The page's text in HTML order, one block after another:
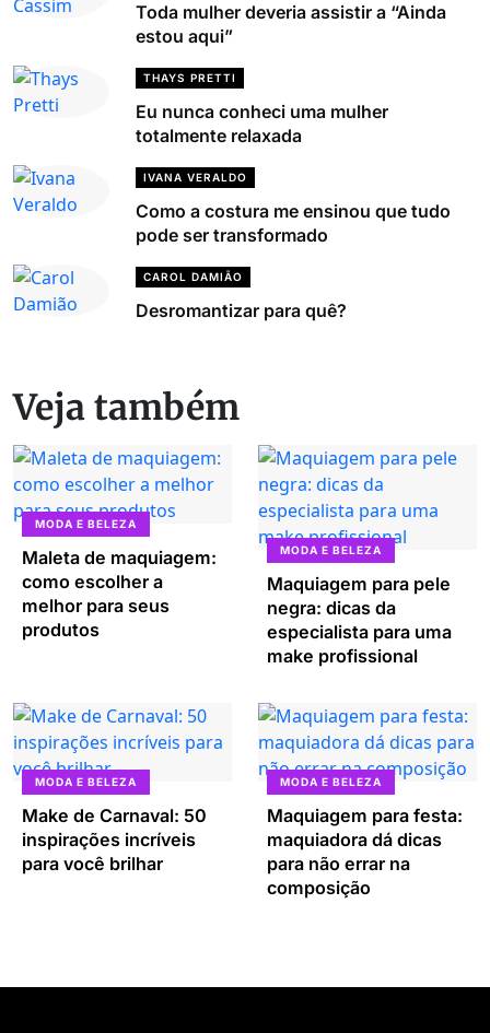
Toda mulher deveria assistir a “Ainda
estou aqui”
THAYS PRETTI
Eu nunca conheci uma mulher
totalmente relaxada
IVANA VERALDO
Como a costura me ensinou que tudo
pode ser transformado
CAROL DAMIÃO
Desromantizar para quê?
Veja também
MODA E BELEZA
Maleta de maquiagem:
como escolher a
melhor para seus
produtos
MODA E BELEZA
Maquiagem para pele
negra: dicas da
especialista para uma
make profissional
MODA E BELEZA
Make de Carnaval: 50
inspirações incríveis
para você brilhar
MODA E BELEZA
Maquiagem para festa:
maquiadora dá dicas
para não errar na
composição